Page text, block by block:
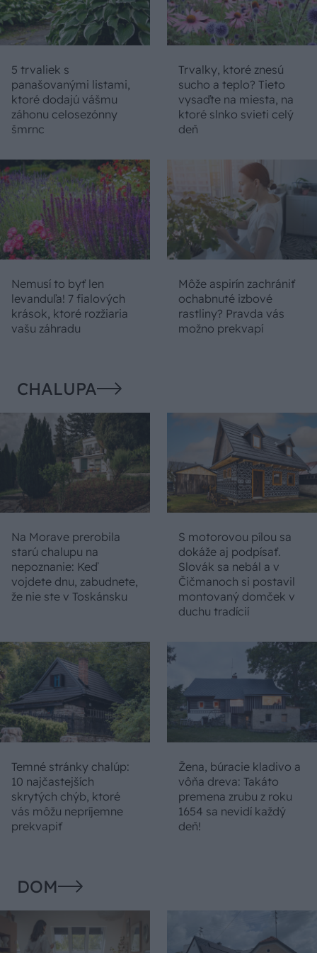
5 trvaliek s
panašovanými listami,
ktoré dodajú vášmu
záhonu celosezónny
šmrnc
Trvalky, ktoré znesú
sucho a teplo? Tieto
vysaďte na miesta, na
ktoré slnko svieti celý
deň
Nemusí to byť len
levanduľa! 7 fialových
krások, ktoré rozžiaria
vašu záhradu
Môže aspirín zachrániť
ochabnuté izbové
rastliny? Pravda vás
možno prekvapí
CHALUPA
Na Morave prerobila
starú chalupu na
nepoznanie: Keď
vojdete dnu, zabudnete,
že nie ste v Toskánsku
S motorovou pílou sa
dokáže aj podpísať.
Slovák sa nebál a v
Čičmanoch si postavil
montovaný domček v
duchu tradícií
Temné stránky chalúp:
10 najčastejších
skrytých chýb, ktoré
vás môžu nepríjemne
prekvapiť
Žena, búracie kladivo a
vôňa dreva: Takáto
premena zrubu z roku
1654 sa nevidí každý
deň!
DOM